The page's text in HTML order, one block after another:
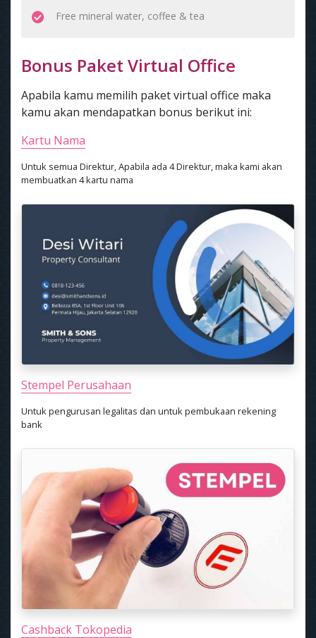
Free mineral water, coffee & tea
Bonus Paket Virtual Office
Apabila kamu memilih paket virtual office maka
kamu akan mendapatkan bonus berikut ini:
Kartu Nama
Untuk semua Direktur, Apabila ada 4 Direktur, maka kami akan
membuatkan 4 kartu nama
Stempel Perusahaan
Untuk pengurusan legalitas dan untuk pembukaan rekening
bank
Cashback Tokopedia